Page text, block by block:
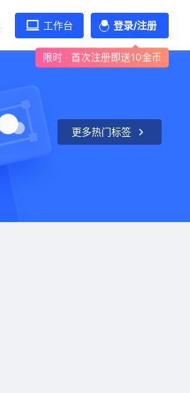
工作台 登录/注册
限时 · 首次注册即送10金币
更多热门标签